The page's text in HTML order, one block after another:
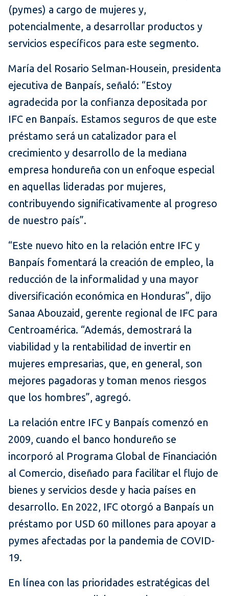
(pymes) a cargo de mujeres y,
potencialmente, a desarrollar productos y
servicios específicos para este segmento.
María del Rosario Selman-Housein, presidenta
ejecutiva de Banpaís, señaló: “Estoy
agradecida por la confianza depositada por
IFC en Banpaís. Estamos seguros de que este
préstamo será un catalizador para el
crecimiento y desarrollo de la mediana
empresa hondureña con un enfoque especial
en aquellas lideradas por mujeres,
contribuyendo significativamente al progreso
de nuestro país”.
“Este nuevo hito en la relación entre IFC y
Banpaís fomentará la creación de empleo, la
reducción de la informalidad y una mayor
diversificación económica en Honduras”, dijo
Sanaa Abouzaid, gerente regional de IFC para
Centroamérica. “Además, demostrará la
viabilidad y la rentabilidad de invertir en
mujeres empresarias, que, en general, son
mejores pagadoras y toman menos riesgos
que los hombres”, agregó.
La relación entre IFC y Banpaís comenzó en
2009, cuando el banco hondureño se
incorporó al Programa Global de Financiación
al Comercio, diseñado para facilitar el flujo de
bienes y servicios desde y hacia países en
desarrollo. En 2022, IFC otorgó a Banpaís un
préstamo por USD 60 millones para apoyar a
pymes afectadas por la pandemia de COVID-
19.
En línea con las prioridades estratégicas del